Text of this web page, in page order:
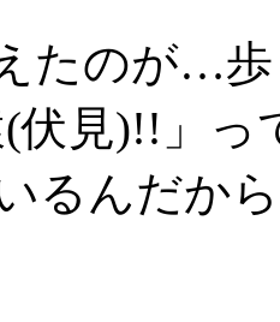
たのが…
伏見)!!」っ
るんだか